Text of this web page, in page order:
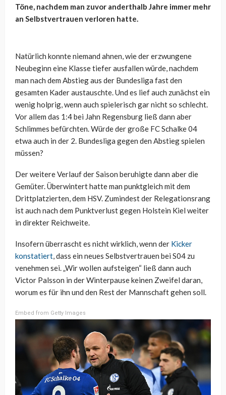
Töne, nachdem man zuvor anderthalb Jahre immer mehr
an Selbstvertrauen verloren hatte.
Natürlich konnte niemand ahnen, wie der erzwungene
Neubeginn eine Klasse tiefer ausfallen würde, nachdem
man nach dem Abstieg aus der Bundesliga fast den
gesamten Kader austauschte. Und es lief auch zunächst ein
wenig holprig, wenn auch spielerisch gar nicht so schlecht.
Vor allem das 1:4 bei Jahn Regensburg ließ dann aber
Schlimmes befürchten. Würde der große FC Schalke 04
etwa auch in der 2. Bundesliga gegen den Abstieg spielen
müssen?
Der weitere Verlauf der Saison beruhigte dann aber die
Gemüter. Überwintert hatte man punktgleich mit dem
Drittplatzierten, dem HSV. Zumindest der Relegationsrang
ist auch nach dem Punktverlust gegen Holstein Kiel weiter
in direkter Reichweite.
Insofern überrascht es nicht wirklich, wenn der Kicker
konstatiert, dass ein neues Selbstvertrauen bei S04 zu
venehmen sei. „Wir wollen aufsteigen“ ließ dann auch
Victor Palsson in der Winterpause keinen Zweifel daran,
worum es für ihn und den Rest der Mannschaft gehen soll.
Embed from Getty Images